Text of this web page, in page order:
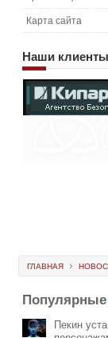
Карта сайта
Наши клиенты
ГЛАВНАЯ
Популярные
Пекин